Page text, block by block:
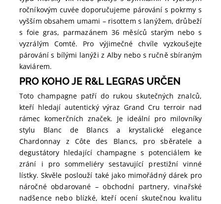
ročníkovým cuvée doporučujeme párování s pokrmy s
vyšším obsahem umami – risottem s lanýžem, drůbeží
s foie gras, parmazánem 36 měsíců starým nebo s
vyzrálým Comté. Pro výjimečné chvíle vyzkoušejte
párování s bílými lanýži z Alby nebo s ručně sbíraným
kaviárem.
PRO KOHO JE R&L LEGRAS URČEN
Toto champagne patří do rukou skutečných znalců,
kteří hledají autentický výraz Grand Cru terroir nad
rámec komerčních značek. Je ideální pro milovníky
stylu Blanc de Blancs a krystalické elegance
Chardonnay z Côte des Blancs, pro sběratele a
degustátory hledající champagne s potenciálem ke
zrání i pro sommeliéry sestavující prestižní vinné
lístky. Skvěle poslouží také jako mimořádný dárek pro
náročné obdarované – obchodní partnery, vinařské
nadšence nebo blízké, kteří ocení skutečnou kvalitu